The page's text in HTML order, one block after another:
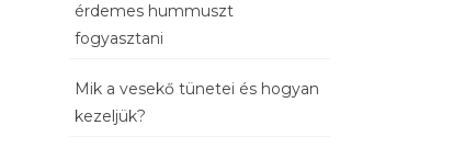
érdemes hummuszt
fogyasztani
Mik a vesekő tünetei és hogyan
kezeljük?